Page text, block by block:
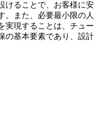
けることで、お客様に安
。また、必要最小限の人
実現することは、チュー
の基本要素であり、設計